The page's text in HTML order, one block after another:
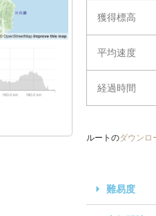
獲得標高
平均速度
経過時間
ルートのダウンロ
難易度